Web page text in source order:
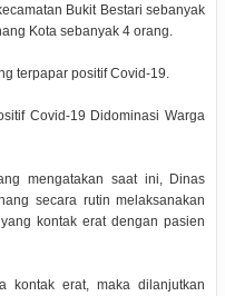
Bukit Bestari sebanyak
Kota sebanyak 4 orang.
terpapar positif Covid-19.
Covid-19 Didominasi Warga
mengatakan saat ini, Dinas
secara rutin melaksanakan
kontak erat dengan pasien
kontak erat, maka dilanjutkan